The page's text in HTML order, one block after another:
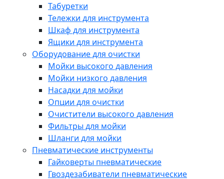
Табуретки
Тележки для инструмента
Шкаф для инструмента
Ящики для инструмента
Оборудование для очистки
Мойки высокого давления
Мойки низкого давления
Насадки для мойки
Опции для очистки
Очистители высокого давления
Фильтры для мойки
Шланги для мойки
Пневматические инструменты
Гайковерты пневматические
Гвоздезабиватели пневматические